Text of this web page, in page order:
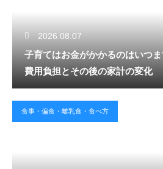
2026.08.07
子育てはお金がかかるのはいつ
費用負担とその後の家計の変化
食事・偏食・離乳食・食べ方